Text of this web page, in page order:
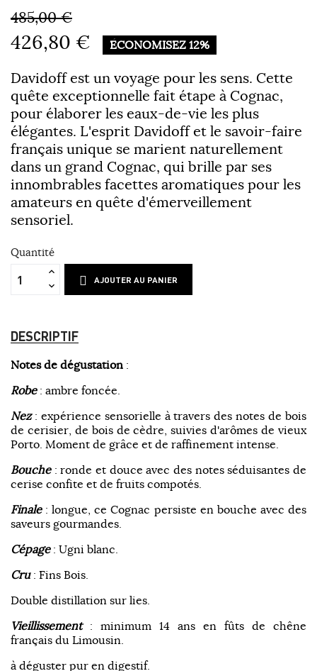
485,00 €
426,80 € ÉCONOMISEZ 12%
Davidoff est un voyage pour les sens. Cette
quête exceptionnelle fait étape à Cognac,
pour élaborer les eaux-de-vie les plus
élégantes. L'esprit Davidoff et le savoir-faire
français unique se marient naturellement
dans un grand Cognac, qui brille par ses
innombrables facettes aromatiques pour les
amateurs en quête d'émerveillement
sensoriel.
Quantité
AJOUTER AU PANIER
DESCRIPTIF
Notes de dégustation :
Robe: ambre foncée.
Nez: expérience sensorielle à travers des notes de bois
de cerisier, de bois de cèdre, suivies d'arômes de vieux
Porto. Moment de grâce et de raffinement intense.
Bouche: ronde et douce avec des notes séduisantes de
cerise confite et de fruits compotés.
Finale: longue, ce Cognac persiste en bouche avec des
saveurs gourmandes.
Cépage: Ugni blanc.
Cru: Fins Bois.
Double distillation sur lies.
Vieillissement: minimum 14 ans en fûts de chêne
français du Limousin.
à déguster pur en digestif.